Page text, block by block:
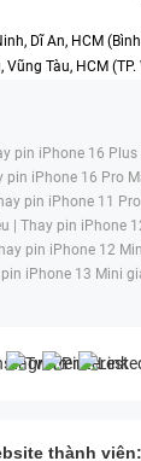
Dĩ An, HCM
Vũng Tàu, HCM
pin iPhone 16 Plus
pin iPhone 16 Pro
pin iPhone 11
| Thay pin iPhone
pin iPhone 12
iPhone 13 Mini
thành viên: